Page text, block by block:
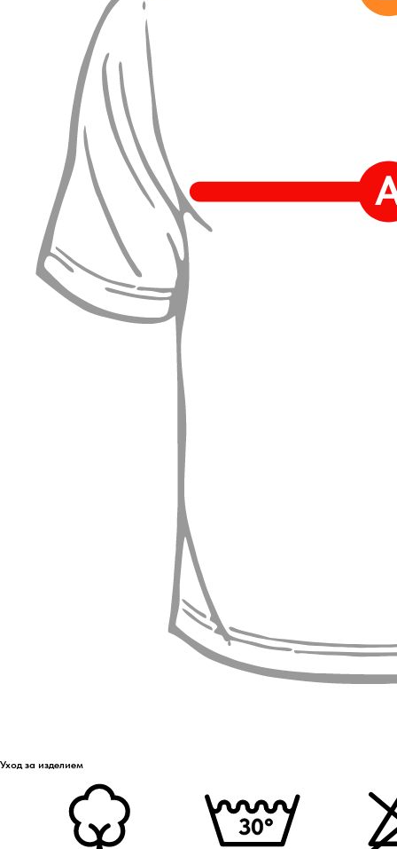
Уход за изделием